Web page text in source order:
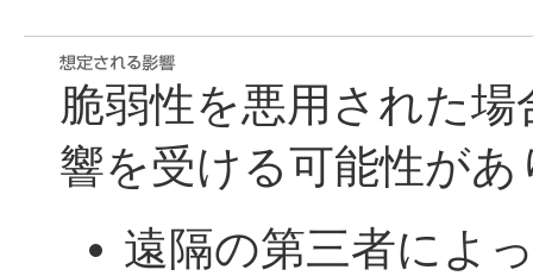
脆弱性を悪用された
響を受ける可能性があ
遠隔の第三者によ